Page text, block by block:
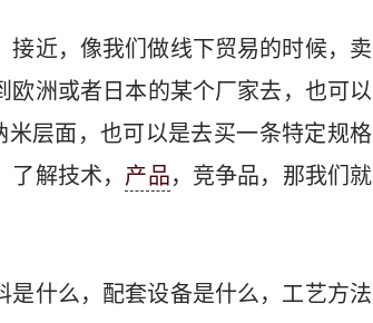
近，像我们做线下贸易的时候，卖
洲或者日本的某个厂家去，也可以
层面，也可以是去买一条特定规格
解技术， 产品，竞争品，那我们就
什么，配套设备是什么，工艺方法